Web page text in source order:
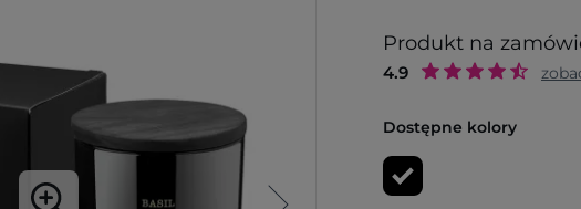
Produkt na
4.9
Dostępne kolory